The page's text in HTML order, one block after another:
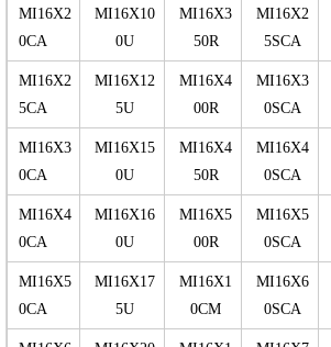
MI16X2
0CA
MI16X10
0U
MI16X3
50R
MI16X2
5SCA
MI16X2
5CA
MI16X12
5U
MI16X4
00R
MI16X3
0SCA
MI16X3
0CA
MI16X15
0U
MI16X4
50R
MI16X4
0SCA
MI16X4
0CA
MI16X16
0U
MI16X5
00R
MI16X5
0SCA
MI16X5
0CA
MI16X17
5U
MI16X1
0CM
MI16X6
0SCA